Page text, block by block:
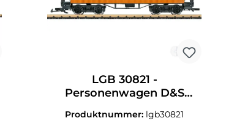
LGB 30821 -
Personenwagen D&S
Spur G 1:22,5
Produktnummer: lgb30821